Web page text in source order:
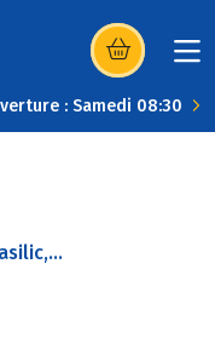
(s’ouvre dans
: Samedi 08:30